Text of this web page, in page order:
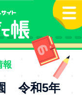
報
令和5年